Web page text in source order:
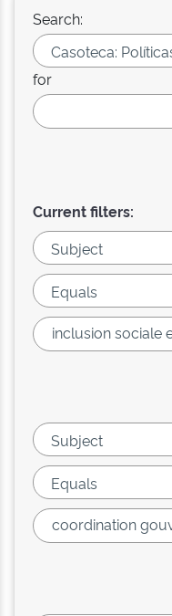
Search:
for
Current filters: